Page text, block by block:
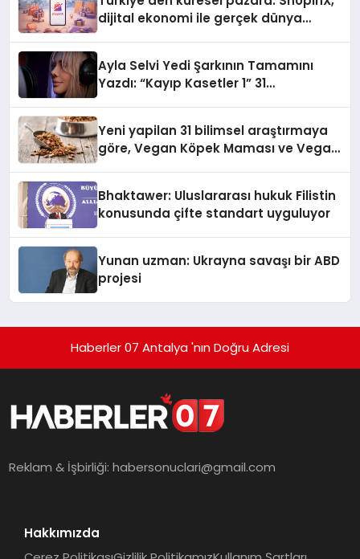
dijital ekonomi ile gerçek dünya
Ayla Selvi Yedi Şarkının Tamamını
Yazdı: “Kayıp Kasetler 1” 31
Yeni yapilan 31 bilimsel araştırmaya
göre, Vegan Köpek Maması ve Vegan
Bhaktawer: Uluslararası hukuk Filistin
konusunda çifte standart uyguluyor
Yunan uzman: Ukrayna savaşı bir ABD
projesi
Haberler 07 Antalya 'nın Doğru Adresi
Reklam & İşbirliği:habersonuclari@gmail.com
Hakkımızda